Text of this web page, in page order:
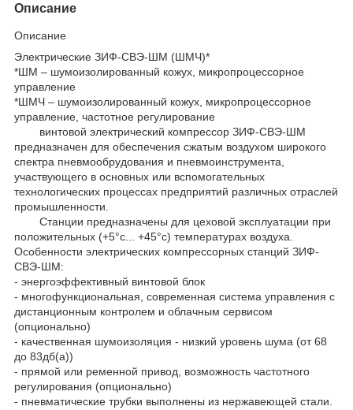
Описание
Описание
Электрические ЗИФ-СВЭ-ШМ (ШМЧ)*
*ШМ – шумоизолированный кожух, микропроцессорное
управление
*ШМЧ – шумоизолированный кожух, микропроцессорное
управление, частотное регулирование
винтовой электрический компрессор ЗИФ-СВЭ-ШМ
предназначен для обеспечения сжатым воздухом широкого
спектра пневмообрудования и пневмоинструмента,
участвующего в основных или вспомогательных
технологических процессах предприятий различных отраслей
промышленности.
Станции предназначены для цеховой эксплуатации при
положительных (+5°с... +45°с) температурах воздуха.
Особенности электрических компрессорных станций ЗИФ-
СВЭ-ШМ:
- энергоэффективный винтовой блок
- многофункциональная, современная система управления с
дистанционным контролем и облачным сервисом
(опционально)
- качественная шумоизоляция - низкий уровень шума (от 68
до 83дб(a))
- прямой или ременной привод, возможность частотного
регулирования (опционально)
- пневматические трубки выполнены из нержавеющей стали.